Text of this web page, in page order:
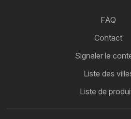
FAQ
Contact
Signaler le
Liste des
Liste de